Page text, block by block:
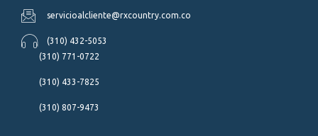
servicioalcliente@rxcountry.com.co
(310) 432-5053
(310) 771-0722
(310) 433-7825
(310) 807-9473